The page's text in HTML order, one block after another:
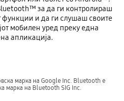
за да ги контролираш
функции и да ги слушаш своите
мобилен уред преку една
апликација.
марка на Google Inc. Bluetooth е
марка на Bluetooth SIG Inc.